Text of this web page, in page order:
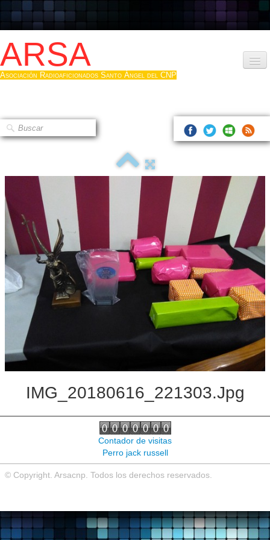
ARSA
Asociación Radioaficionados Santo Ángel del CNP
Que es la ARSA
Hacerse socio
Log diploma en Pdf
Fotos
Sistemas Digitales
Noticias de interés
Contacto
IMG_20180616_221303.jpg
Contador de visitas
Perro jack russell
© Copyright. Arsacnp. Todos los derechos reservados.